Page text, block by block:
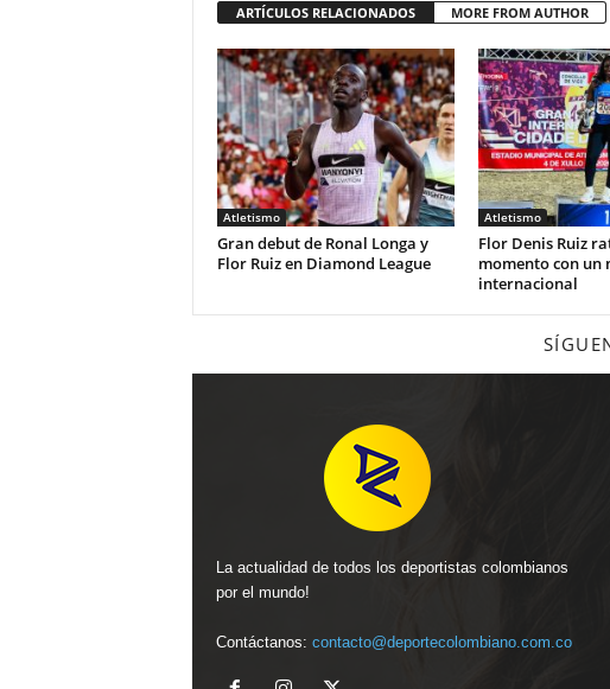
ARTÍCULOS RELACIONADOS MORE FROM AUTHOR
Atletismo
Gran debut de Ronal Longa y
Flor Ruiz en Diamond League
Atletismo
Flor Denis Ruiz
momento con un
internacional
La actualidad de todos los deportistas colombianos
por el mundo!
Contáctanos: contacto@deportecolombiano.com.co